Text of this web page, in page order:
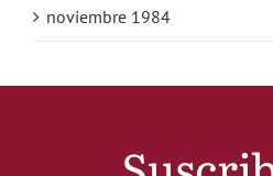
noviembre 1984